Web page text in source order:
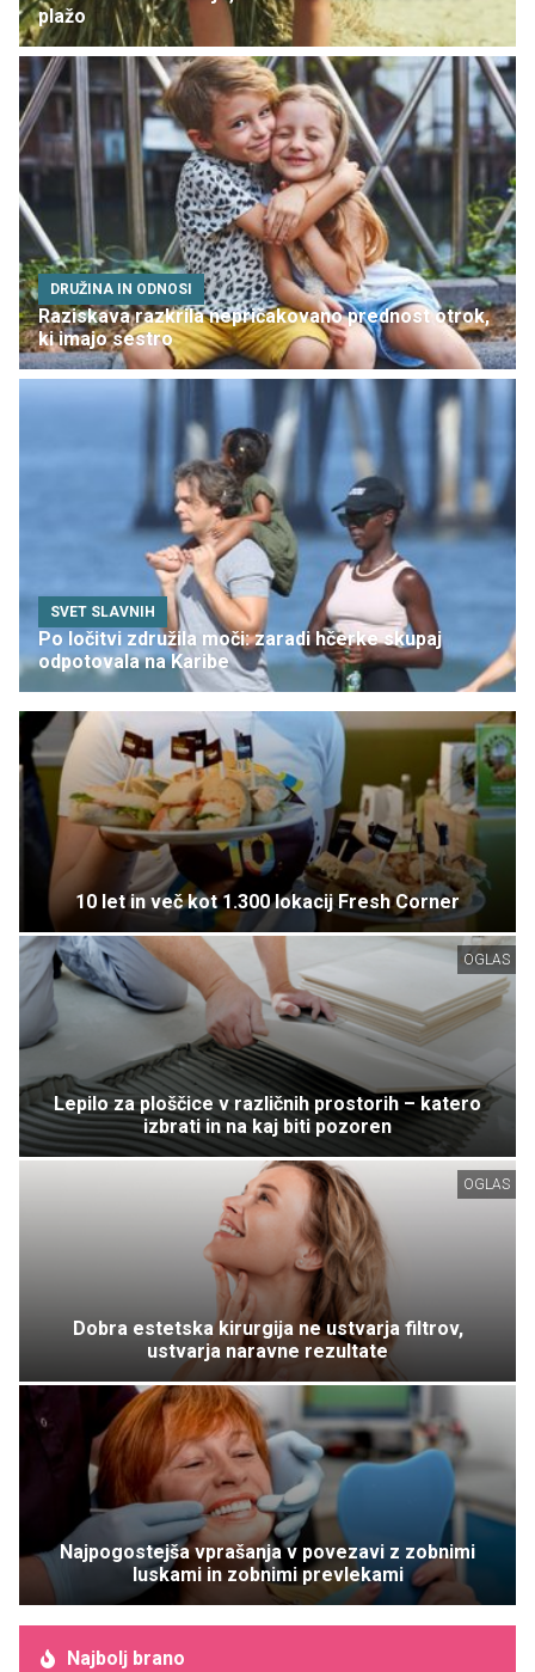
plažo
DRUŽINA IN ODNOSI
Raziskava razkrila nepričakovano prednost otrok,
ki imajo sestro
SVET SLAVNIH
Po ločitvi združila moči: zaradi hčerke skupaj
odpotovala na Karibe
10 let in več kot 1.300 lokacij Fresh Corner
OGLAS
Lepilo za ploščice v različnih prostorih – katero
izbrati in na kaj biti pozoren
OGLAS
Dobra estetska kirurgija ne ustvarja filtrov,
ustvarja naravne rezultate
Najpogostejša vprašanja v povezavi z zobnimi
luskami in zobnimi prevlekami
Najbolj brano